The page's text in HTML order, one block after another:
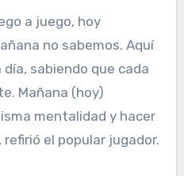
a juego, hoy
no sabemos. Aquí
sabiendo que cada
Mañana (hoy)
mentalidad y hacer
el popular jugador.